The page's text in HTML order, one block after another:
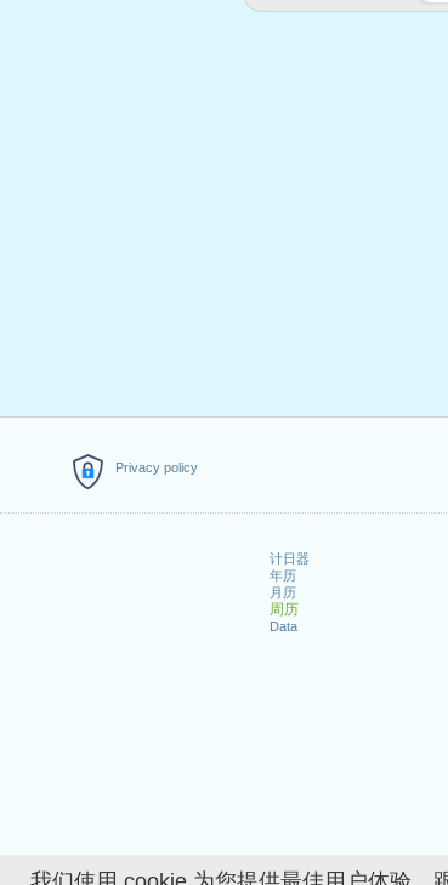
Privacy policy
计日器
年历
月历
周历
Data